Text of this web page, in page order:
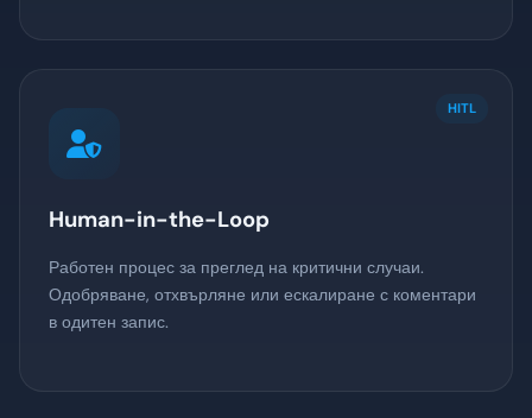
HITL
Human-in-the-Loop
Работен процес за преглед на критични случаи.
Одобряване, отхвърляне или ескалиране с коментари
в одитен запис.